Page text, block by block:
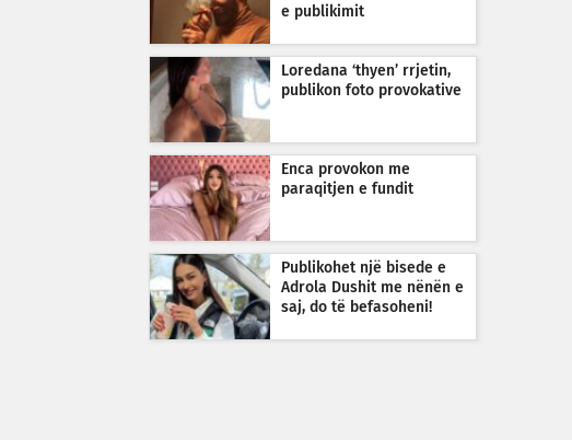
e publikimit
Loredana ‘thyen’ rrjetin,
publikon foto provokative
Enca provokon me
paraqitjen e fundit
Publikohet një bisede e
Adrola Dushit me nënën e
saj, do të befasoheni!